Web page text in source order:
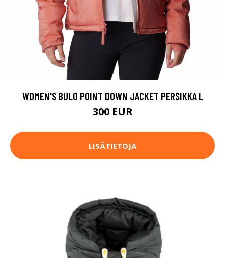
WOMEN'S BULO POINT DOWN JACKET PERSIKKA L
300 EUR
LISÄTIETOJA